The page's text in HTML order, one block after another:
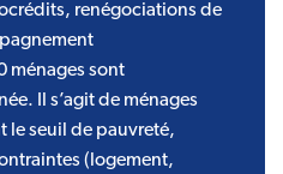
renégociations de
ménages sont
Il s’agit de ménages
le seuil de pauvreté,
(logement,